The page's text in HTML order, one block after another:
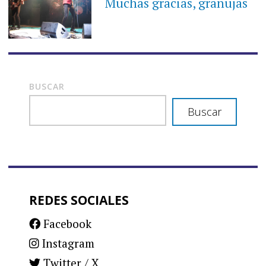
BUSCAR
Buscar
REDES SOCIALES
Facebook
Instagram
Twitter / X